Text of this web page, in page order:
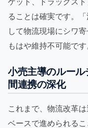
ケット、ドラッグス
ることは確実です。
して物流現場にシワ
もはや維持不可能です
小売主導のルー
間連携の深化
これまで、物流改革
ベースで進められる